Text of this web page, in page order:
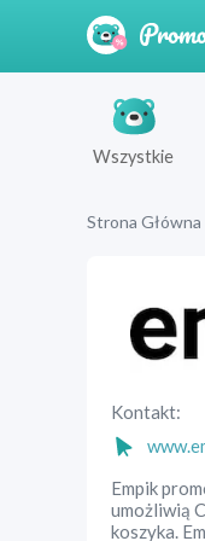
Wszystkie
Strona Główna
Kontakt:
Empik
umożliwią
koszyka.